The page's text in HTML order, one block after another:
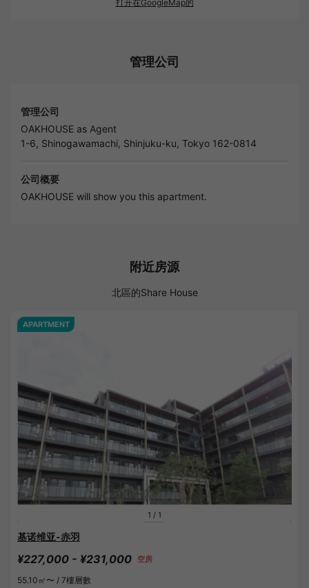
打开在GoogleMap的
管理公司
管理公司
OAKHOUSE as Agent
1-6, Shinogawamachi, Shinjuku-ku, Tokyo 162-0814
公司概要
OAKHOUSE will show you this apartment.
附近房源
北區的Share House
1 / 1
APARTMENT
基诺维亚-赤羽
¥227,000 - ¥231,000 空房
55.10㎡〜 / 7樓層數